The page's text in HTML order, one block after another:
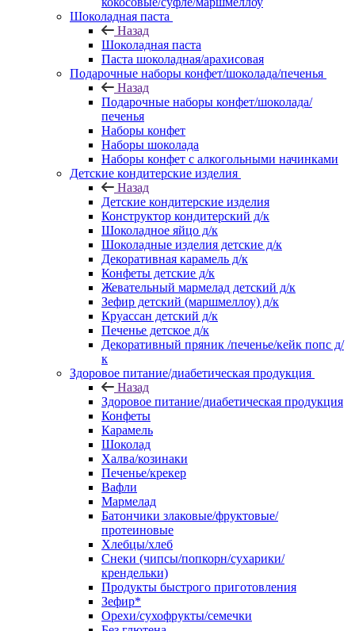
Шоколадная паста
Назад
Шоколадная паста
Паста шоколадная/арахисовая
Подарочные наборы конфет/шоколада/печенья
Назад
Подарочные наборы конфет/шоколада/
печенья
Наборы конфет
Наборы шоколада
Наборы конфет с алкогольными начинками
Детские кондитерские изделия
Назад
Детские кондитерские изделия
Конструктор кондитерский д/к
Шоколадное яйцо д/к
Шоколадные изделия детские д/к
Декоративная карамель д/к
Конфеты детские д/к
Жевательный мармелад детский д/к
Зефир детский (маршмеллоу) д/к
Круассан детский д/к
Печенье детское д/к
Декоративный пряник /печенье/кейк попс д/
к
Здоровое питание/диабетическая продукция
Назад
Здоровое питание/диабетическая продукция
Конфеты
Карамель
Шоколад
Халва/козинаки
Печенье/крекер
Вафли
Мармелад
Батончики злаковые/фруктовые/
протеиновые
Хлебцы/хлеб
Снеки (чипсы/попкорн/сухарики/
крендельки)
Продукты быстрого приготовления
Зефир*
Орехи/сухофрукты/семечки